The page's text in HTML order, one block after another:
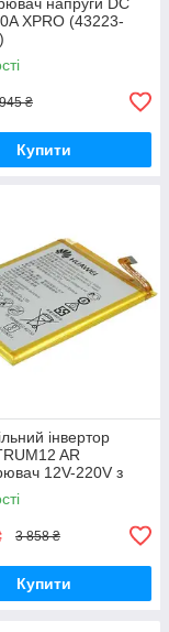
XPRO (43223-
945 ₴
Купити
інвертор
AR
12V-220V з
захистом від
підвищеної
3 858 ₴
Купити